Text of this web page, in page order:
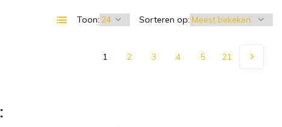
Toon: Sorteren op:
1 2 3 4 5 21